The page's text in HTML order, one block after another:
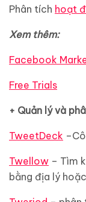
Phân tích hoạt
Xem thêm:
Facebook
Free Trials
+ Quản lý và
TweetDeck
Twellow – Tìm
bằng địa lý